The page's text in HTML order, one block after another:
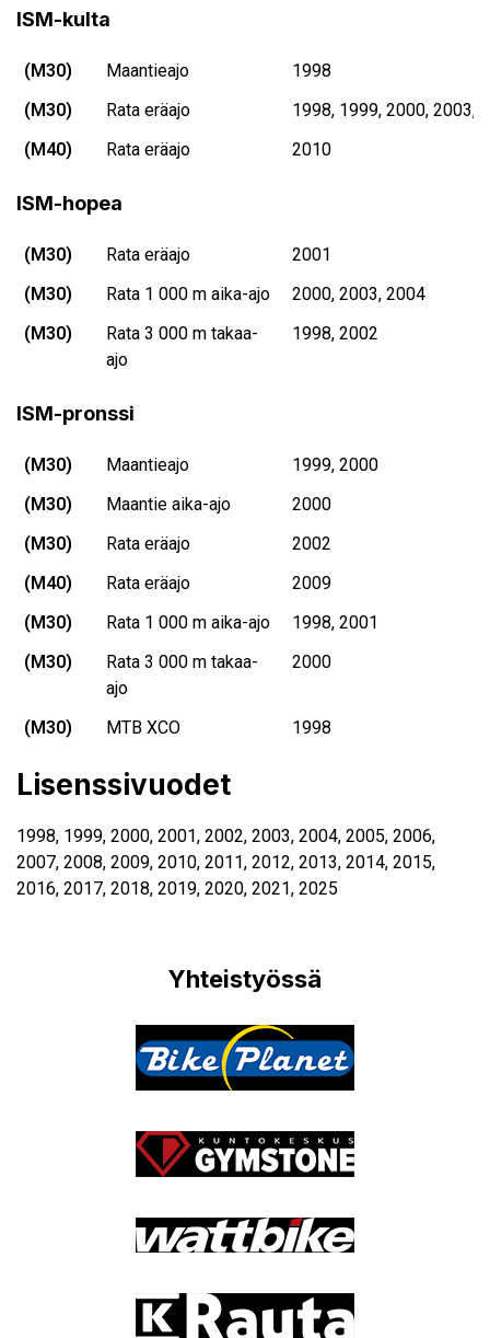
ISM-kulta
(M30) Maantieajo
1998
(M30)
Rata eräajo
1998, 1999, 2000, 2003,
(M40)
Rata eräajo 2010
ISM-hopea
(M30) Rata eräajo
2001
(M30)
Rata 1 000 m aika-ajo
2000, 2003, 2004
(M30)
Rata 3 000 m takaa-
ajo
1998, 2002
ISM-pronssi
(M30) Maantieajo
1999, 2000
(M30)
Maantie aika-ajo
2000
(M30)
Rata eräajo
2002
(M40)
Rata eräajo
2009
(M30)
Rata 1 000 m aika-ajo
1998, 2001
(M30)
Rata 3 000 m takaa-
ajo
2000
(M30) MTB XCO 1998
Lisenssivuodet
1998, 1999, 2000, 2001, 2002, 2003, 2004, 2005, 2006,
2007, 2008, 2009, 2010, 2011, 2012, 2013, 2014, 2015,
2016, 2017, 2018, 2019, 2020, 2021, 2025
Yhteistyössä